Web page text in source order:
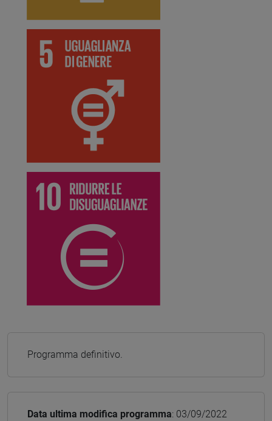
Programma definitivo.
Data ultima modifica programma: 03/09/2022